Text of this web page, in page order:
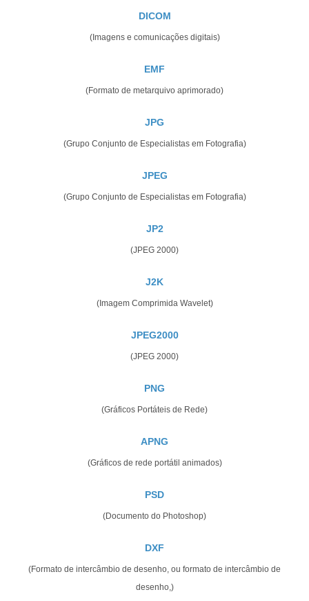
DICOM
(Imagens e comunicações digitais)
EMF
(Formato de metarquivo aprimorado)
JPG
(Grupo Conjunto de Especialistas em Fotografia)
JPEG
(Grupo Conjunto de Especialistas em Fotografia)
JP2
(JPEG 2000)
J2K
(Imagem Comprimida Wavelet)
JPEG2000
(JPEG 2000)
PNG
(Gráficos Portáteis de Rede)
APNG
(Gráficos de rede portátil animados)
PSD
(Documento do Photoshop)
DXF
(Formato de intercâmbio de desenho, ou formato de intercâmbio de
desenho,)